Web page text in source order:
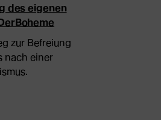
des eigenen
zur Befreiung
nach einer